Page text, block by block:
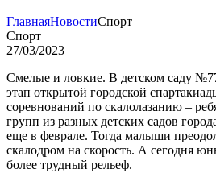
ГлавнаяНовостиСпорт
Спорт
27/03/2023
Смелые и ловкие. В детском саду
этап открытой городской
соревнований по скалолазанию –
групп из разных детских садов
еще в феврале. Тогда малыши
скалодром на скорость. А сегодня
более трудный рельеф.